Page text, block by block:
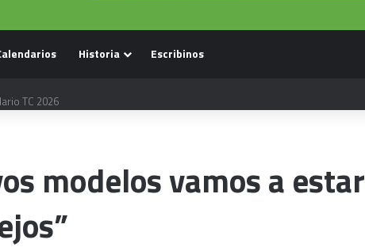
Historia Escribinos
TC 2026
modelos vamos a estar